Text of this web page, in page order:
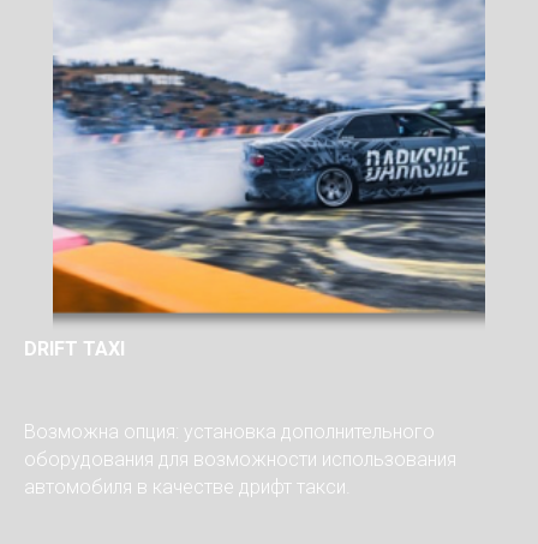
DRIFT TAXI
Возможна опция: установка дополнительного
оборудования для возможности использования
автомобиля в качестве дрифт такси.